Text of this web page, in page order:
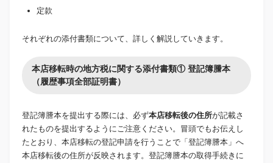
定款
それぞれの添付書類について、詳しく解説していきます。
本店移転時の地方税に関する添付書類① 登記簿謄本
（履歴事項全部証明書）
登記簿謄本を提出する際には、必ず本店移転後の住所が記載さ
れたものを提出するようにご注意ください。冒頭でもお伝えし
たとおり、本店移転の登記申請を行うことで「登記簿謄本」へ
本店移転後の住所が反映されます。登記簿謄本の取得手続きに